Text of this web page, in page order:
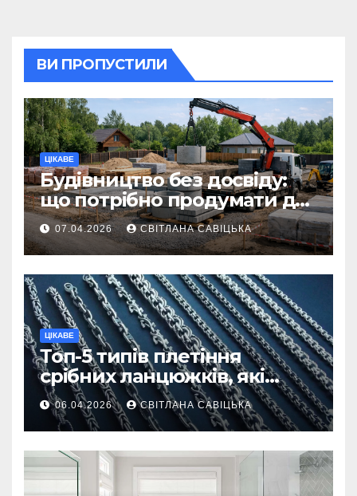
ВИ ПРОПУСТИЛИ
ЦІКАВЕ
Будівництво без досвіду:
що потрібно продумати до
першої доставки на
ділянку
07.04.2026 СВІТЛАНА САВІЦЬКА
ЦІКАВЕ
Топ-5 типів плетіння
срібних ланцюжків, які
вважаються
найнадійнішими
06.04.2026 СВІТЛАНА САВІЦЬКА